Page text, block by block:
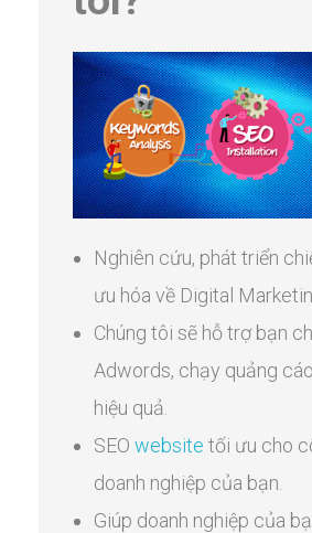
Nghiên cứu, phát triển
ưu hóa về Digital
Chúng tôi sẽ hỗ trợ bạn
Adwords, chạy quảng
hiệu quả.
SEOwebsite tối ưu cho
doanh nghiệp của bạn.
Giúp doanh nghiệp của